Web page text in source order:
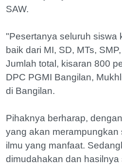
SAW.
"Pesertanya seluruh siswa
baik dari MI, SD, MTs,
Jumlah total, kisaran 800
DPC PGMI Bangilan,
di Bangilan.
Pihaknya berharap,
yang akan merampungkan
ilmu yang manfaat.
dimudahakan dan hasilnya